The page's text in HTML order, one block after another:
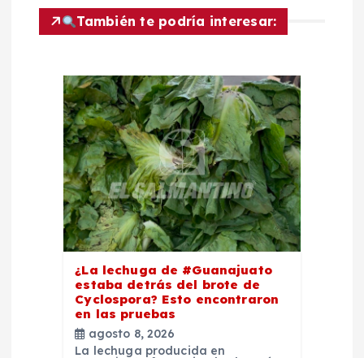
También te podría interesar:
¿La lechuga de #Guanajuato
estaba detrás del brote de
Cyclospora? Esto encontraron
en las pruebas
agosto 8, 2026
La lechuga producida en